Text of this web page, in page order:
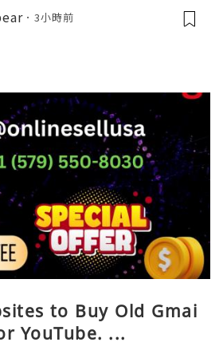
3小時前
to Buy Old Gmai
YouTube. ...